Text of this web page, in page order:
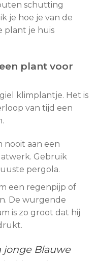
schutting
je hoe je van de
plant je huis
plant voor
klimplantje. Het is
van tijd een
nooit aan een
Gebruik
pergola.
een regenpijp of
De wurgende
is zo groot dat hij
jonge Blauwe